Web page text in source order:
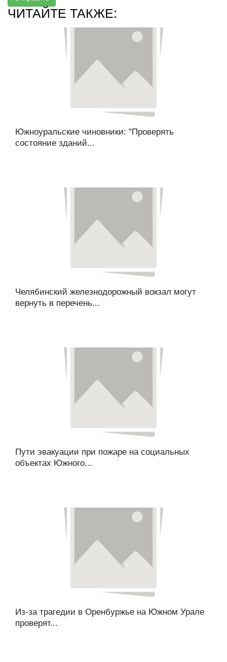
ЧИТАЙТЕ ТАКЖЕ:
Южноуральские чиновники: "Проверять
состояние зданий...
Челябинский железнодорожный вокзал могут
вернуть в перечень...
Пути эвакуации при пожаре на социальных
объектах Южного...
Из-за трагедии в Оренбуржье на Южном Урале
проверят...